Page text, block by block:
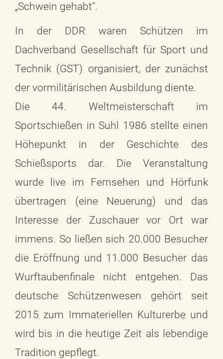
„Schwein gehabt“.
In der DDR waren Schützen im
Dachverband Gesellschaft für Sport und
Technik (GST) organisiert, der zunächst
der vormilitärischen Ausbildung diente.
Die 44. Weltmeisterschaft im
Sportschießen in Suhl 1986 stellte einen
Höhepunkt in der Geschichte des
Schießsports dar. Die Veranstaltung
wurde live im Fernsehen und Hörfunk
übertragen (eine Neuerung) und das
Interesse der Zuschauer vor Ort war
immens. So ließen sich 20.000 Besucher
die Eröffnung und 11.000 Besucher das
Wurftaubenfinale nicht entgehen. Das
deutsche Schützenwesen gehört seit
2015 zum Immateriellen Kulturerbe und
wird bis in die heutige Zeit als lebendige
Tradition gepflegt.